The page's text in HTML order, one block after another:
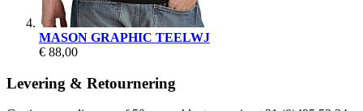
MASON GRAPHIC TEELWJ
€ 88,00
Levering & Retournering